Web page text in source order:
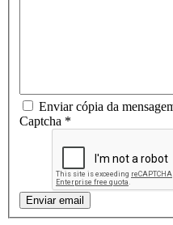
Enviar cópia da
Captcha *
Enviar email